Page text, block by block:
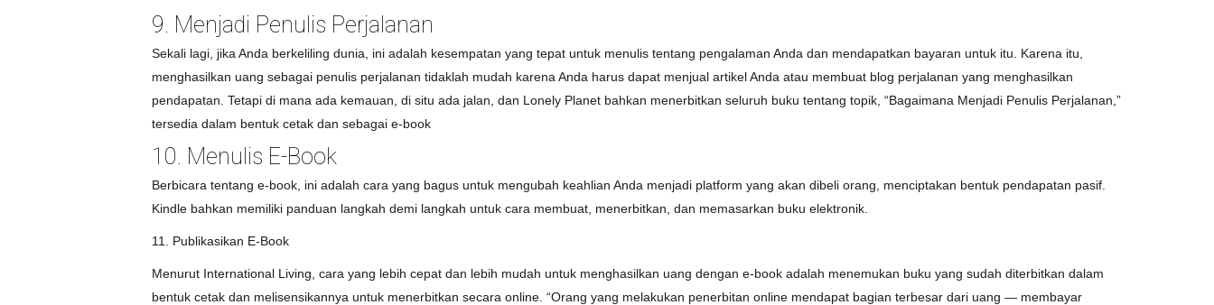
9. Menjadi Penulis Perjalanan
Sekali lagi, jika Anda berkeliling dunia, ini adalah kesempatan yang tepat untuk menulis tentang pengalaman Anda dan mendapatkan bayaran untuk itu. Karena itu,
menghasilkan uang sebagai penulis perjalanan tidaklah mudah karena Anda harus dapat menjual artikel Anda atau membuat blog perjalanan yang menghasilkan
pendapatan. Tetapi di mana ada kemauan, di situ ada jalan, dan Lonely Planet bahkan menerbitkan seluruh buku tentang topik, “Bagaimana Menjadi Penulis Perjalanan,”
tersedia dalam bentuk cetak dan sebagai e-book
10. Menulis E-Book
Berbicara tentang e-book, ini adalah cara yang bagus untuk mengubah keahlian Anda menjadi platform yang akan dibeli orang, menciptakan bentuk pendapatan pasif.
Kindle bahkan memiliki panduan langkah demi langkah untuk cara membuat, menerbitkan, dan memasarkan buku elektronik.
11. Publikasikan E-Book
Menurut International Living, cara yang lebih cepat dan lebih mudah untuk menghasilkan uang dengan e-book adalah menemukan buku yang sudah diterbitkan dalam
bentuk cetak dan melisensikannya untuk menerbitkan secara online. “Orang yang melakukan penerbitan online mendapat bagian terbesar dari uang — membayar